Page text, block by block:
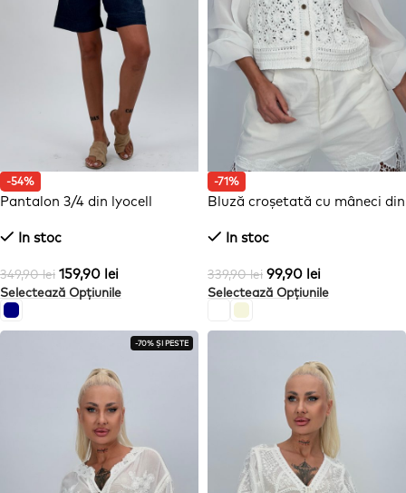
-54%
Pantalon 3/4 din lyocell
In stoc
349,90lei 159,90 lei
Selectează Opțiunile
-71%
Bluză croșetată cu mâneci din
In stoc
339,90lei 99,90 lei
Selectează Opțiunile
-70% ȘI PESTE